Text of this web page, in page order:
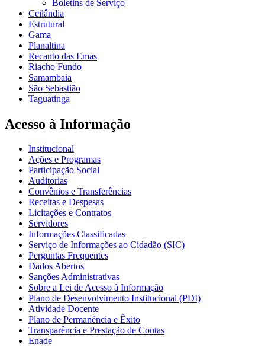
Boletins de Serviço
Ceilândia
Estrutural
Gama
Planaltina
Recanto das Emas
Riacho Fundo
Samambaia
São Sebastião
Taguatinga
Acesso à Informação
Institucional
Ações e Programas
Participação Social
Auditorias
Convênios e Transferências
Receitas e Despesas
Licitações e Contratos
Servidores
Informações Classificadas
Serviço de Informações ao Cidadão (SIC)
Perguntas Frequentes
Dados Abertos
Sanções Administrativas
Sobre a Lei de Acesso à Informação
Plano de Desenvolvimento Institucional (PDI)
Atividade Docente
Plano de Permanência e Êxito
Transparência e Prestação de Contas
Enade